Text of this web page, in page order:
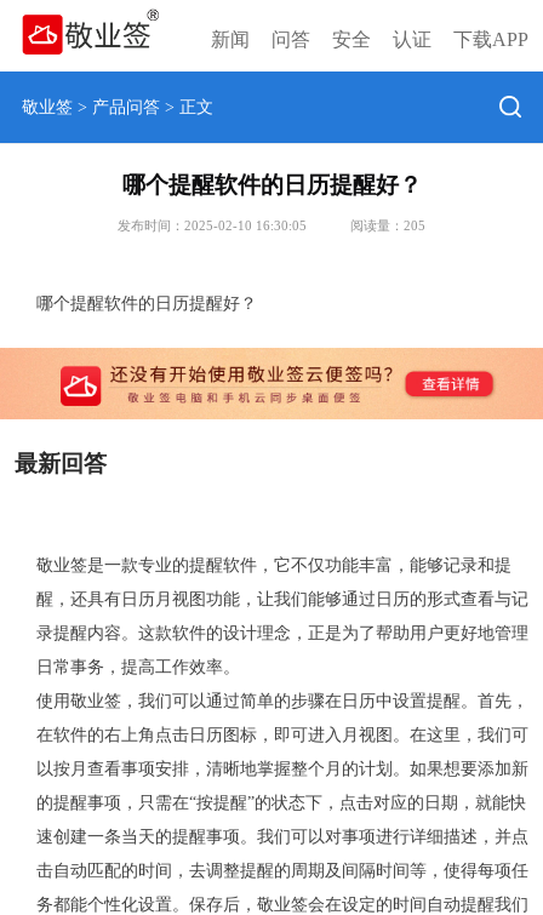
新闻 问答 安全 认证 下载APP
敬业签> 产品问答> 正文
哪个提醒软件的日历提醒好？
发布时间：2025-02-10 16:30:05 阅读量： 205
哪个提醒软件的日历提醒好？
最新回答
敬业签是一款专业的提醒软件，它不仅功能丰富，能够记录和提
醒，还具有日历月视图功能，让我们能够通过日历的形式查看与记
录提醒内容。这款软件的设计理念，正是为了帮助用户更好地管理
日常事务，提高工作效率。
使用敬业签，我们可以通过简单的步骤在日历中设置提醒。首先，
在软件的右上角点击日历图标，即可进入月视图。在这里，我们可
以按月查看事项安排，清晰地掌握整个月的计划。如果想要添加新
的提醒事项，只需在“按提醒”的状态下，点击对应的日期，就能快
速创建一条当天的提醒事项。我们可以对事项进行详细描述，并点
击自动匹配的时间，去调整提醒的周期及间隔时间等，使得每项任
务都能个性化设置。保存后，敬业签会在设定的时间自动提醒我们